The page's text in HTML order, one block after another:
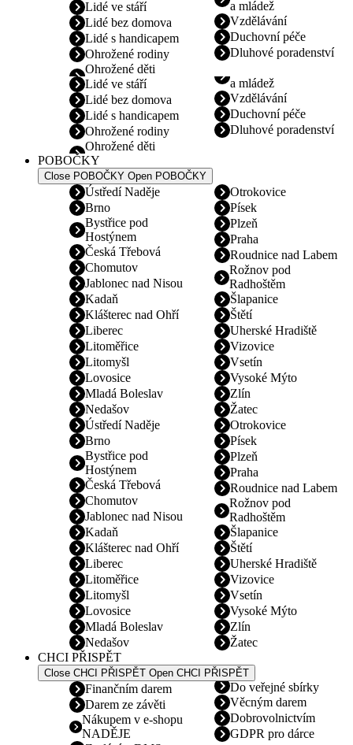
Lidé ve stáří
Lidé bez domova
Lidé s handicapem
Ohrožené rodiny
Ohrožené děti
a mládež
Vzdělávání
Duchovní péče
Dluhové poradenství
Lidé ve stáří
Lidé bez domova
Lidé s handicapem
Ohrožené rodiny
Ohrožené děti
a mládež
Vzdělávání
Duchovní péče
Dluhové poradenství
POBOČKY
Close POBOČKY Open POBOČKY
Ústředí Naděje
Brno
Bystřice pod
Hostýnem
Česká Třebová
Chomutov
Jablonec nad Nisou
Kadaň
Klášterec nad Ohří
Liberec
Litoměřice
Litomyšl
Lovosice
Mladá Boleslav
Nedašov
Otrokovice
Písek
Plzeň
Praha
Roudnice nad Labem
Rožnov pod
Radhoštěm
Šlapanice
Štětí
Uherské Hradiště
Vizovice
Vsetín
Vysoké Mýto
Zlín
Žatec
Ústředí Naděje
Brno
Bystřice pod
Hostýnem
Česká Třebová
Chomutov
Jablonec nad Nisou
Kadaň
Klášterec nad Ohří
Liberec
Litoměřice
Litomyšl
Lovosice
Mladá Boleslav
Nedašov
Otrokovice
Písek
Plzeň
Praha
Roudnice nad Labem
Rožnov pod
Radhoštěm
Šlapanice
Štětí
Uherské Hradiště
Vizovice
Vsetín
Vysoké Mýto
Zlín
Žatec
CHCI PŘISPĚT
Close CHCI PŘISPĚT Open CHCI PŘISPĚT
Finančním darem
Darem ze závěti
Nákupem v e-shopu
NADĚJE
Do veřejné sbírky
Věcným darem
Dobrovolnictvím
GDPR pro dárce